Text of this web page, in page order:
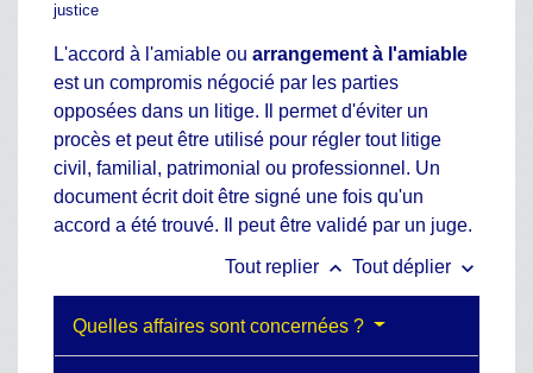
justice
L'accord à l'amiable ou arrangement à l'amiable
est un compromis négocié par les parties
opposées dans un litige. Il permet d'éviter un
procès et peut être utilisé pour régler tout litige
civil, familial, patrimonial ou professionnel. Un
document écrit doit être signé une fois qu'un
accord a été trouvé. Il peut être validé par un juge.
Tout replier keyboard_arrow_up Tout déplier keyboard_arrow_down
Quelles affaires sont concernées ?